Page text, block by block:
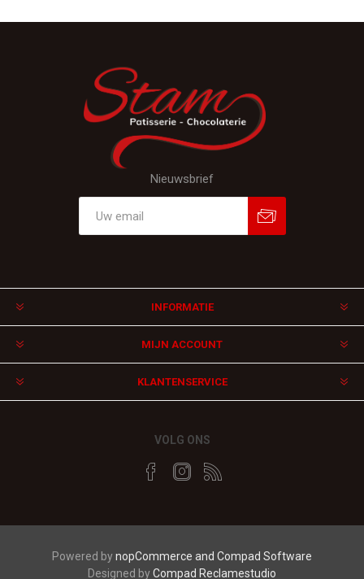
Nieuwsbrief
INFORMATIE
MIJN ACCOUNT
KLANTENSERVICE
VOLG ONS
Powered bynopCommerce and Compad Software
Designed byCompad Reclamestudio